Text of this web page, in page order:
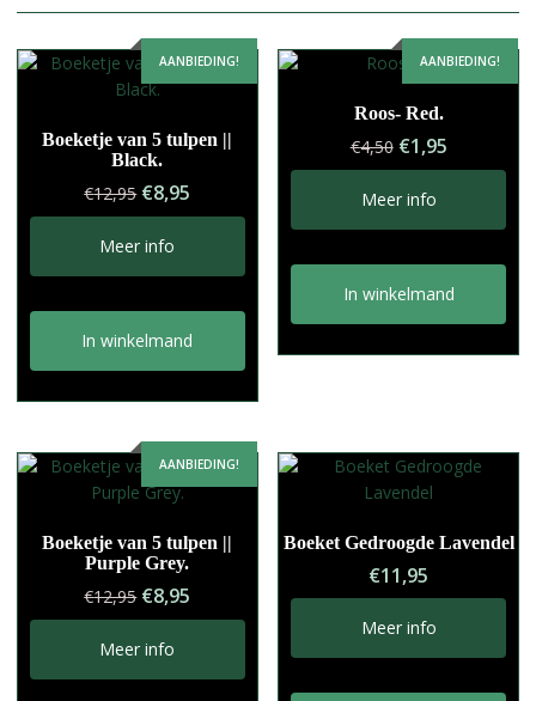
AANBIEDING!
Boeketje van 5 tulpen ||
Black.
€12,95 Oorspronkelijke
prijs
was:
€12,95.
€8,95
prijs
€8,95.
Meer info
In winkelmand
AANBIEDING!
Roos- Red.
€4,50
prijs
was:
€4,50.
€1,95Huidige
prijs
€1,95.
Meer info
In winkelmand
AANBIEDING!
Boeketje van 5 tulpen ||
Purple Grey.
€12,95 Oorspronkelijke
prijs
was:
€12,95.
€8,95
prijs
€8,95.
Meer info
Boeket Gedroogde Lavendel
€11,95
Meer info